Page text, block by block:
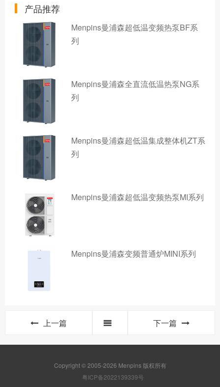
产品推荐
Menpins曼浦森超低温变频热泵BF系
列
Menpins曼浦森全直流低温热泵NG系
列
Menpins曼浦森超低温集成整体机ZT系
列
Menpins曼浦森超低温变频热泵MI系列
Menpins曼浦森变频普通炉MINI系列
上一篇 下一篇
Copyright © 2005-2026 Menpins 版权所有
粤ICP备2022139339号